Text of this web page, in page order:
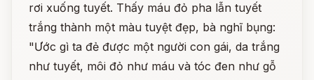
rơi xuống tuyết. Thấy máu đỏ pha lẫn tuyết
trắng thành một màu tuyệt đẹp, bà nghĩ bụng:
"Ước gì ta đẻ được một người con gái, da trắng
như tuyết, môi đỏ như máu và tóc đen như gỗ